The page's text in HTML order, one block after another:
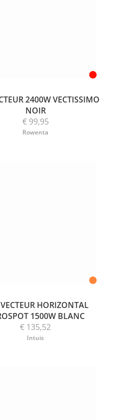
2400W VECTISSIMO
NOIR
€ 99,95
Rowenta
HORIZONTAL
1500W BLANC
€ 135,52
Intuis